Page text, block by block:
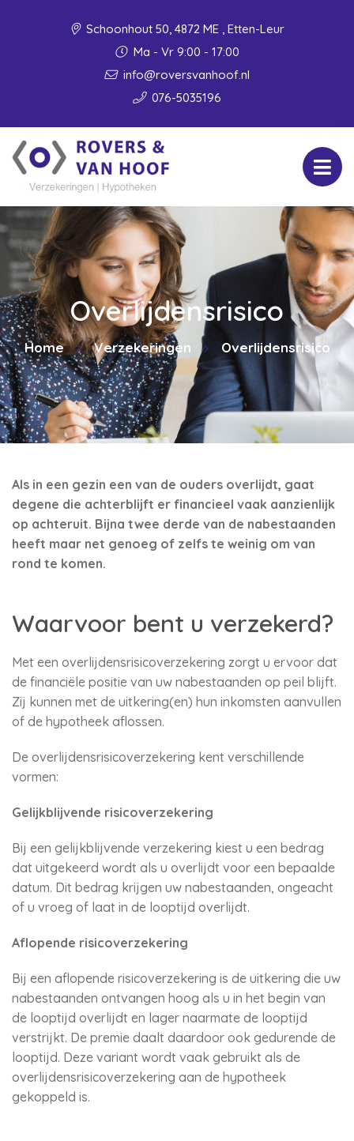
Schoonhout 50, 4872 ME , Etten-Leur
Ma - Vr 9:00 - 17:00
info@roversvanhoof.nl
076-5035196
Overlijdensrisico
Home Verzekeringen Overlijdensrisico
Als in een gezin een van de ouders overlijdt, gaat
degene die achterblijft er financieel vaak aanzienlijk
op achteruit. Bijna twee derde van de nabestaanden
heeft maar net genoeg of zelfs te weinig om van
rond te komen.
Waarvoor bent u verzekerd?
Met een overlijdensrisicoverzekering zorgt u ervoor dat
de financiële positie van uw nabestaanden op peil blijft.
Zij kunnen met de uitkering(en) hun inkomsten aanvullen
of de hypotheek aflossen.
De overlijdensrisicoverzekering kent verschillende
vormen:
Gelijkblijvende risicoverzekering
Bij een gelijkblijvende verzekering kiest u een bedrag
dat uitgekeerd wordt als u overlijdt voor een bepaalde
datum. Dit bedrag krijgen uw nabestaanden, ongeacht
of u vroeg of laat in de looptijd overlijdt.
Aflopende risicoverzekering
Bij een aflopende risicoverzekering is de uitkering die uw
nabestaanden ontvangen hoog als u in het begin van
de looptijd overlijdt en lager naarmate de looptijd
verstrijkt. De premie daalt daardoor ook gedurende de
looptijd. Deze variant wordt vaak gebruikt als de
overlijdensrisicoverzekering aan de hypotheek
gekoppeld is.